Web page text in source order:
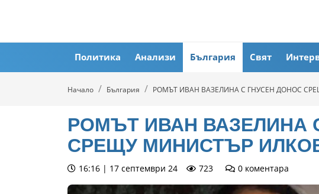
Политика Анализи България Свят
Начало България РОМЪТ ИВАН ВАЗЕЛИНА С ГНУСЕН ДОНОС
РОМЪТ ИВАН ВАЗЕЛИНА
СРЕЩУ МИНИСТЪР
16:16 | 17 септември 24 723 0 коментара